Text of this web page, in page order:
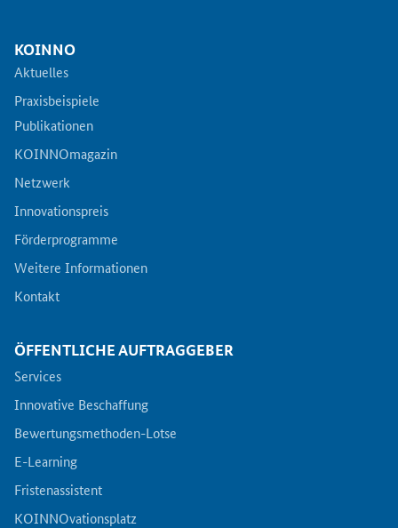
EU-Förderung
Aktuelles
Service und Kontakt
Praxisbeispiele
Newsletter
Veranstaltungen
KOINNO
Aktuelles
Praxisbeispiele
Publikationen
KOINNOmagazin
Netzwerk
Innovationspreis
Förderprogramme
Weitere Informationen
Kontakt
ÖFFENTLICHE AUFTRAGGEBER
Services
Innovative Beschaffung
Bewertungsmethoden-Lotse
E-Learning
Fristenassistent
KOINNOvationsplatz